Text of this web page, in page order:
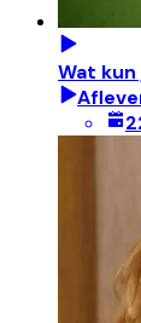
Wat